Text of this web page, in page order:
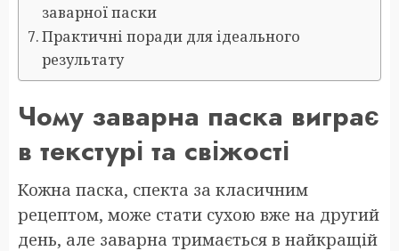
заварної паски
Практичні поради для ідеального
результату
Чому заварна паска виграє
в текстурі та свіжості
Кожна паска, спекта за класичним
рецептом, може стати сухою вже на другий
день, але заварна тримається в найкращій